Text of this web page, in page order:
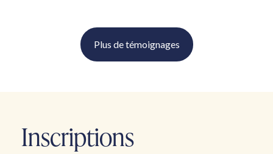
Plus de témoignages
Inscriptions